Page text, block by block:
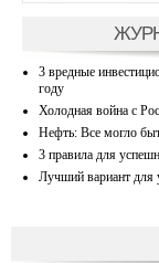
3 вредные
году
Холодная война с
Нефть: Все могло
3 правила для
Лучший вариант для